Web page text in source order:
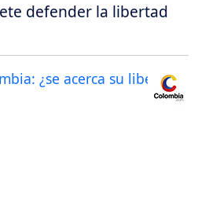
defender la libertad